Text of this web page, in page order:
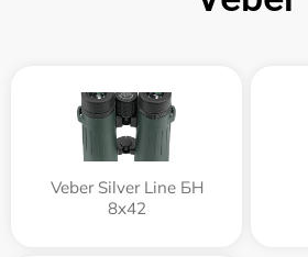
Veber Silver Line БН
8x42